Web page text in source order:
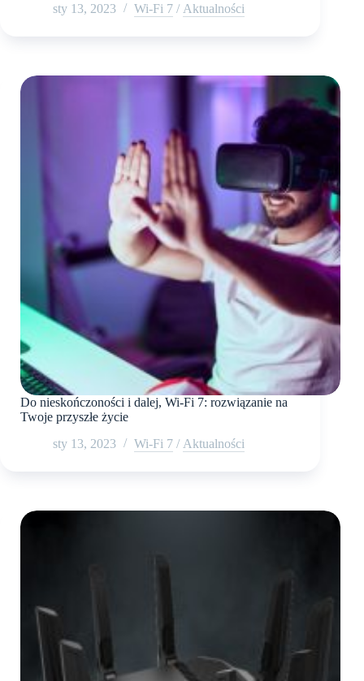
sty 13, 2023
Wi-Fi 7 / Aktualności
Do nieskończoności i dalej, Wi-Fi 7: rozwiązanie na
Twoje przyszłe życie
sty 13, 2023
Wi-Fi 7 / Aktualności